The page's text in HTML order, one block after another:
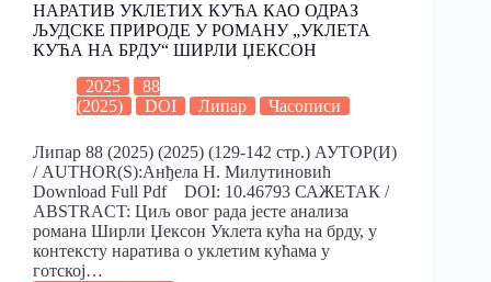
НАРАТИВ УКЛЕТИХ КУЋА КАО ОДРАЗ
ЉУДСКЕ ПРИРОДЕ У РОМАНУ „УКЛЕТА
КУЋА НА БРДУ“ ШИРЛИ ЏЕКСОН
2025
88
(2025)
DOI Липар Часописи
Липар 88 (2025) (2025) (129-142 стр.) АУТОР(И)
/ AUTHOR(S):Анђела Н. Милутиновић
Download Full Pdf DOI: 10.46793 САЖЕТАК /
ABSTRACT: Циљ овог рада јесте анализа
романа Ширли Џексон Уклета кућа на брду, у
контексту наратива о уклетим кућама у
готској…